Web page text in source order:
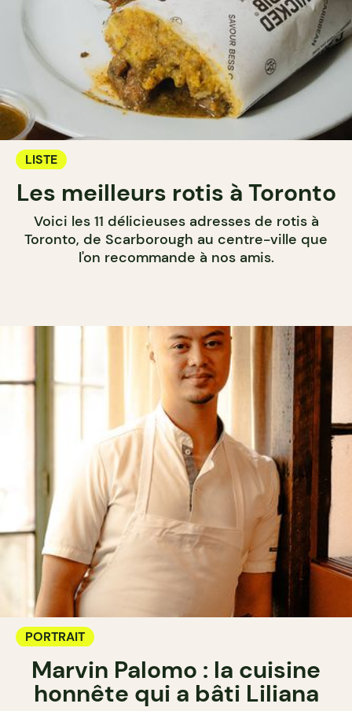
LISTE
Les meilleurs rotis à Toronto
Voici les 11 délicieuses adresses de rotis à
Toronto, de Scarborough au centre-ville que
l'on recommande à nos amis.
PORTRAIT
Marvin Palomo : la cuisine
honnête qui a bâti Liliana